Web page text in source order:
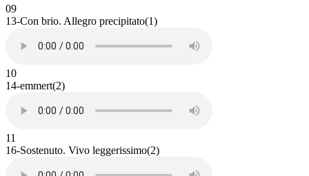
09
13-Con brio. Allegro precipitato(1)
10
14-emmert(2)
11
16-Sostenuto. Vivo leggerissimo(2)